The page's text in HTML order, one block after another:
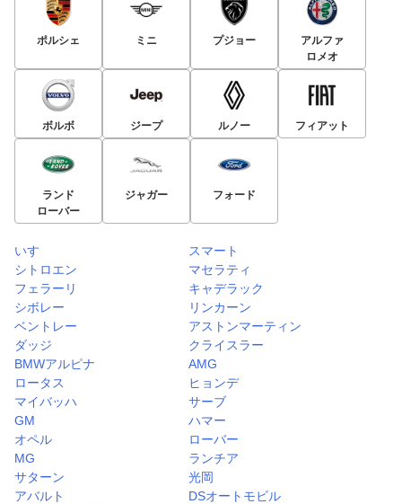
ポルシェ ミニ プジョー
アルファ
ロメオ
ボルボ ジープ ルノー フィアット
ランド
ローバー
ジャガー フォード
いすゞ
スマート
シトロエン
マセラティ
フェラーリ
キャデラック
シボレー
リンカーン
ベントレー
アストンマーティン
ダッジ
クライスラー
BMWアルピナ
AMG
ロータス
ヒョンデ
マイバッハ
サーブ
GM
ハマー
オペル
ローバー
MG
ランチア
サターン
光岡
アバルト
DSオートモビル